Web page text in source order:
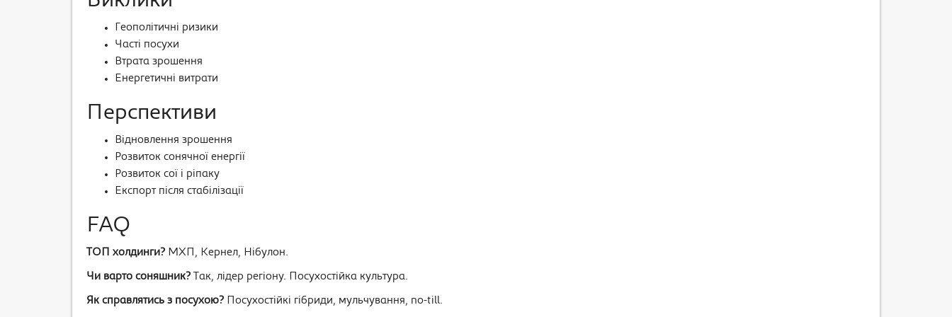
Геополітичні ризики
Часті посухи
Втрата зрошення
Енергетичні витрати
Перспективи
Відновлення зрошення
Розвиток сонячної енергії
Розвиток сої і ріпаку
Експорт після стабілізації
FAQ
ТОП холдинги? МХП, Кернел, Нібулон.
Чи варто соняшник? Так, лідер регіону. Посухостійка культура.
Як справлятись з посухою? Посухостійкі гібриди, мульчування, no-till.